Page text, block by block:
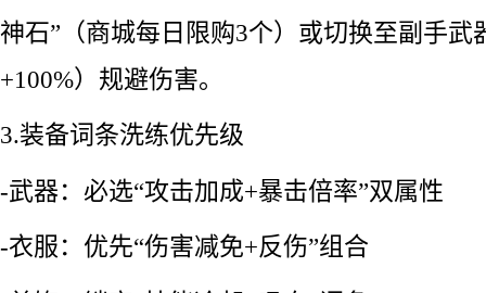
神石”（商城每日限购3个）或切换至副手武
+100%）规避伤害。
3.装备词条洗练优先级
-武器：必选“攻击加成+暴击倍率”双属性
-衣服：优先“伤害减免+反伤”组合